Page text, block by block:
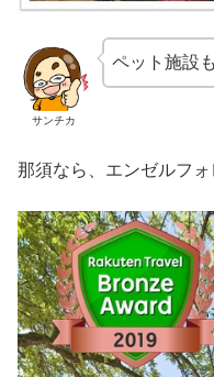
サンチカ
ペット施設
那須なら、エンゼルフォ